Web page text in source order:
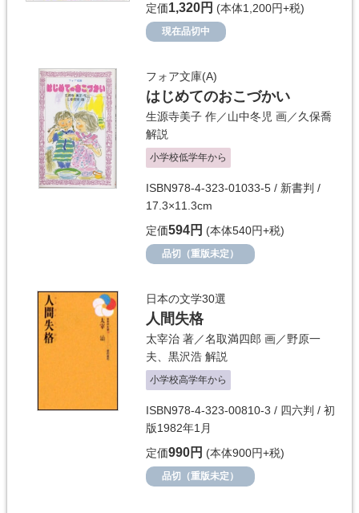
定価1,320円 (本体1,200円+税)
現在品切中
フォア文庫(A)
はじめてのおこづかい
生源寺美子 作／山中冬児 画／久保喬
解説
小学校低学年から
ISBN978-4-323-01033-5 / 新書判 /
17.3×11.3cm
定価594円 (本体540円+税)
品切（重版未定）
日本の文学30選
人間失格
太宰治 著／名取満四郎 画／野原一
夫
黒沢浩 解説
小学校高学年から
ISBN978-4-323-00810-3 / 四六判 / 初
版1982年1月
定価990円 (本体900円+税)
品切（重版未定）